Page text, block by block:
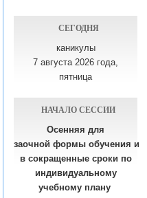
СЕГОДНЯ
каникулы
7 августа 2026 года,
пятница
НАЧАЛО СЕССИИ
Осенняя для
заочной формы обучения и
в сокращенные сроки по
индивидуальному
учебному плану​